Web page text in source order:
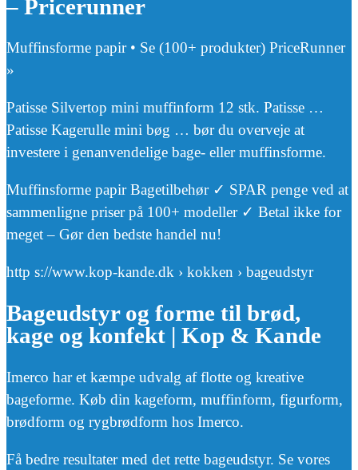
– Pricerunner
Muffinsforme papir • Se (100+ produkter) PriceRunner
»
Patisse Silvertop mini muffinform 12 stk. Patisse …
Patisse Kagerulle mini bøg … bør du overveje at
investere i genanvendelige bage- eller muffinsforme.
Muffinsforme papir Bagetilbehør ✓ SPAR penge ved at
sammenligne priser på 100+ modeller ✓ Betal ikke for
meget – Gør den bedste handel nu!
http s://www.kop-kande.dk › kokken › bageudstyr
Bageudstyr og forme til brød,
kage og konfekt | Kop & Kande
Imerco har et kæmpe udvalg af flotte og kreative
bageforme. Køb din kageform, muffinform, figurform,
brødform og rygbrødform hos Imerco.
Få bedre resultater med det rette bageudstyr. Se vores